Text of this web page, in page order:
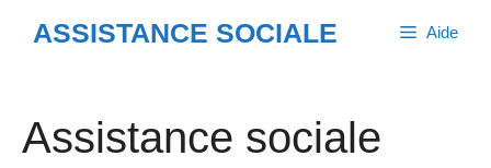
ASSISTANCE SOCIALE Aide
Assistance sociale